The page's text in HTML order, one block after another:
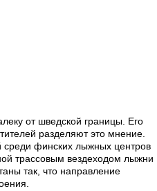
от шведской границы. Его
разделяют это мнение.
финских лыжных центров
трассовым вездеходом лыжни
так, что направление